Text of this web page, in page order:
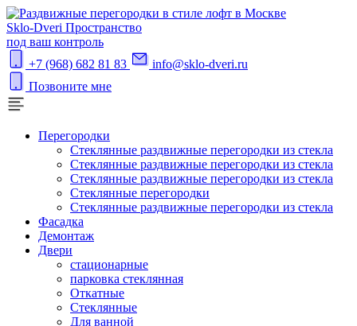
Sklo-Dveri Пространство
под ваш контроль
+7 (968) 682 81 83
info@sklo-dveri.ru
Позвоните мне
Перегородки
Стеклянные раздвижные перегородки из стекла
Стеклянные раздвижные перегородки из стекла
Стеклянные раздвижные перегородки из стекла
Стеклянные перегородки
Стеклянные раздвижные перегородки из стекла
Фасадка
Демонтаж
Двери
стационарные
парковка стеклянная
Откатные
Стеклянные
Для ванной